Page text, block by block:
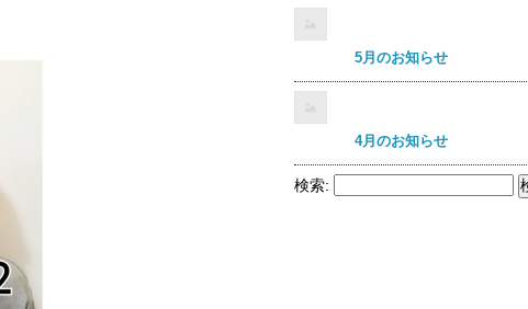
5月のお知らせ
4月のお知らせ
検索: